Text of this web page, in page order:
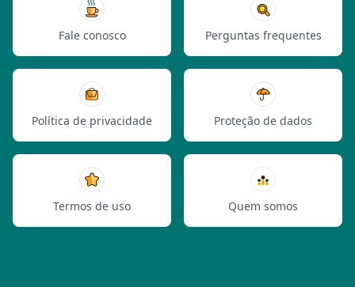
Fale conosco Perguntas frequentes
Política de privacidade Proteção de dados
Termos de uso Quem somos